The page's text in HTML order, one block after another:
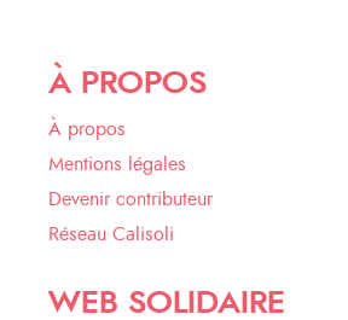
À PROPOS
À propos
Mentions légales
Devenir contributeur
Réseau Calisoli
WEB SOLIDAIRE